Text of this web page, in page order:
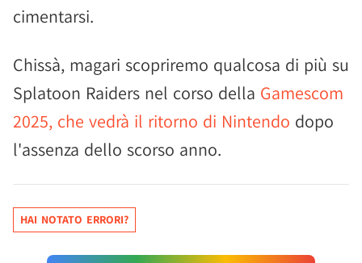
cimentarsi.
Chissà, magari scopriremo qualcosa di più su
Splatoon Raiders nel corso della Gamescom
2025, che vedrà il ritorno di Nintendo dopo
l'assenza dello scorso anno.
HAI NOTATO ERRORI?